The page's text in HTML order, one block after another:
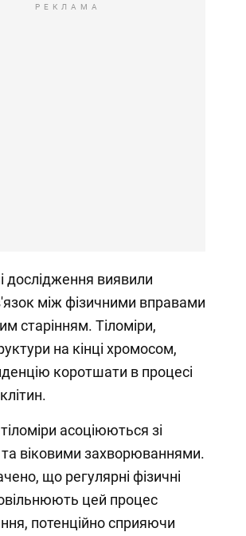
РЕКЛАМА
дослідження виявили
між фізичними вправами
старінням. Тіломіри,
на кінці хромосом,
коротшати в процесі
асоціюються зі
та віковими захворюваннями.
що регулярні фізичні
цей процес
потенційно сприяючи